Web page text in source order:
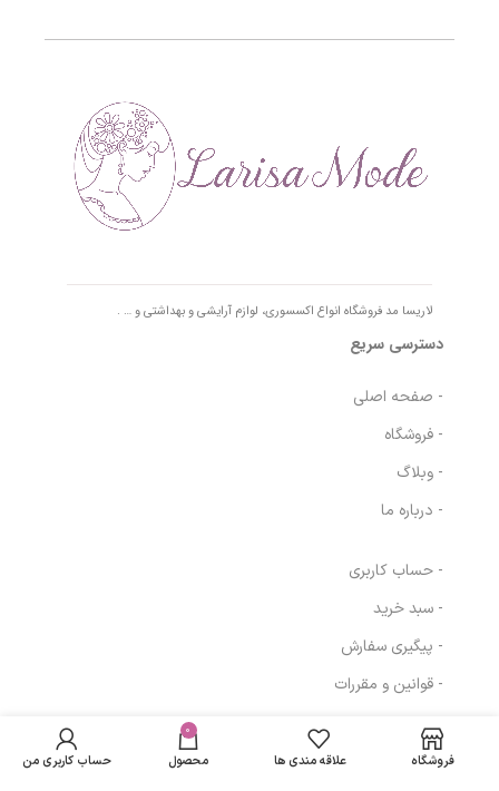
لاریسا مد فروشگاه انواع اکسسوری، لوازم آرایشی و بهداشتی و … .
دسترسی سریع
- صفحه اصلی
- فروشگاه
- وبلاگ
- درباره ما
- حساب کاربری
- سبد خرید
- پیگیری سفارش
- قوانین و مقررات
مسیرهای ارتباطی
فاقد چربی
مناسب پوست
جوشدار حجم 50
335,580 تومان
باشد فروشگاه علاقه مندی ها
0
محصول حساب کاربری من